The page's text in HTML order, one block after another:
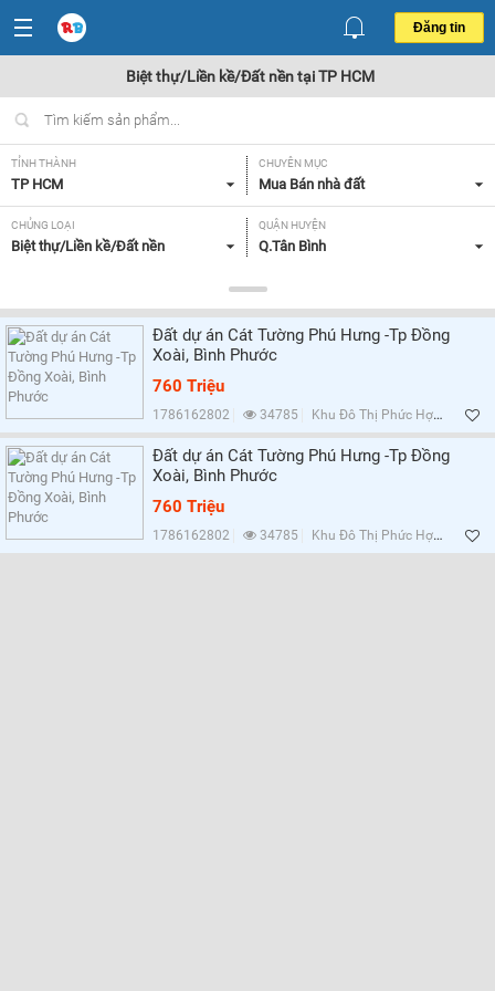
Đăng tin
Biệt thự/Liền kề/Đất nền tại TP HCM
TỈNH THÀNH
TP HCM
CHUYÊN MỤC
Mua Bán nhà đất
CHỦNG LOẠI
Biệt thự/Liền kề/Đất nền
QUẬN HUYỆN
Q.Tân Bình
Tất cả
MỨC GIÁ
Tất cả
MẶT TIỀN
Tất cả
HƯỚNG
Tất cả
Đất dự án Cát Tường Phú Hưng -Tp Đồng
Xoài, Bình Phước
760 Triệu
1786162802 34785 Khu Đô Thị Phức Hợp Cát Tường Phú Hưng, Bình Phước
Đất dự án Cát Tường Phú Hưng -Tp Đồng
Xoài, Bình Phước
760 Triệu
1786162802 34785 Khu Đô Thị Phức Hợp Cát Tường Phú Hưng, Bình Phước